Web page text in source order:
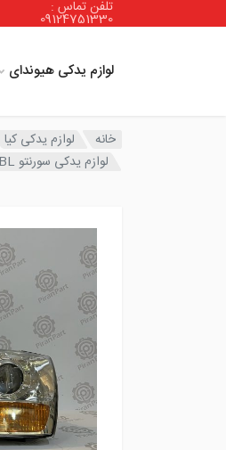
تلفن تماس :
09124751330
لوازم یدکی هیوندای
خانه لوازم یدکی کیا
لوازم یدکی سورنتو BL